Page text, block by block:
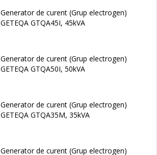
Generator de curent (Grup electrogen)
GETEQA GTQA45I, 45kVA
Generator de curent (Grup electrogen)
GETEQA GTQA50I, 50kVA
Generator de curent (Grup electrogen)
GETEQA GTQA35M, 35kVA
Generator de curent (Grup electrogen)